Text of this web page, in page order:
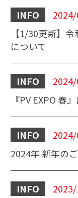
INFO
【1/30更新】
について
INFO
『PV EXPO 春
INFO
2024年 新年の
INFO